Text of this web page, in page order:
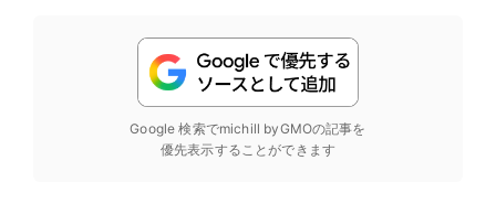
Google 検索でmichill byGMOの記事を
優先表示することができます